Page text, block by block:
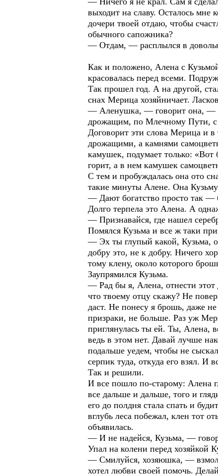
выходит на славу. Осталось мне
дочери твоей отдаю, чтобы
обычного сапожника?
— Отдам, — расплылся в
Как и положено, Алена с
красовалась перед всеми.
Так прошел год. А на другой,
снах Мерица хозяйничает.
— Аленушка, — говорит она, —
дрожащим, по Млечному Пути, с
Договорит эти слова Мерица и
дрожащими, а камнями
камушек, подумает только: «Вот
горит, а в нем камушек
С тем и пробуждалась она ото
такие минуты Алене. Она Кузьму
— Дают богатство просто так —
Долго терпела это Алена. А
— Признавайся, где нашел
Помялся Кузьма и все ж таки
— Эх ты глупый какой, Кузьма,
добру это, не к добру. Ничего
тому клену, около которого
Заупрямился Кузьма.
— Рад бы я, Алена, отнести этот
что твоему отцу скажу? Не
даст. Не понесу я брошь, даже
призраки, не больше. Раз уж
приглянулась ты ей. Ты, Алена,
ведь в этом нет. Давай лучше
подальше уедем, чтобы не
серпик туда, откуда его взял. И
Так и решили.
И все пошло по-старому: Алена
все дальше и дальше, того и
его до полдня стала спать и
вглубь леса побежал, клен тот
объявилась.
— И не надейся, Кузьма, —
Упал на колени перед хозяйкой
— Смилуйся, хозяюшка, —
хотел любви своей помочь.